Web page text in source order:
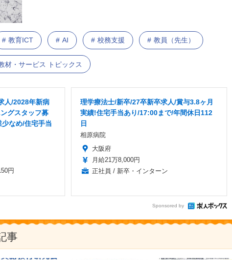
教育ICT AI 校務支援 教員（先生）
材・サービス トピックス
人/2028年新病
グスタッフ募
なめ/住宅手当
円
理学療法士/新卒/27卒新卒求人/賞与3.8ヶ月
実績!住宅手当あり/17:00まで/年間休日112
日
相原病院
大阪府
月給21万8,000円
正社員 / 新卒・インターン
Sponsored by
事